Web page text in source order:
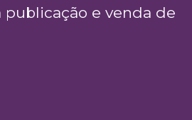
publicação e venda de